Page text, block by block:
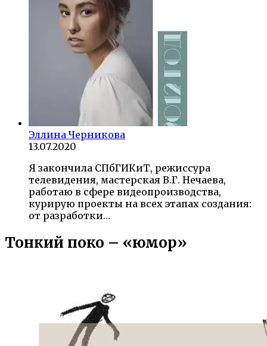
Эллина Черникова
13.07.2020
Я закончила СПбГИКиТ, режиссура
телевидения, мастерская В.Г. Нечаева,
работаю в сфере видеопроизводства,
курирую проекты на всех этапах создания:
от разработки…
Тонкий поко – «юмор»